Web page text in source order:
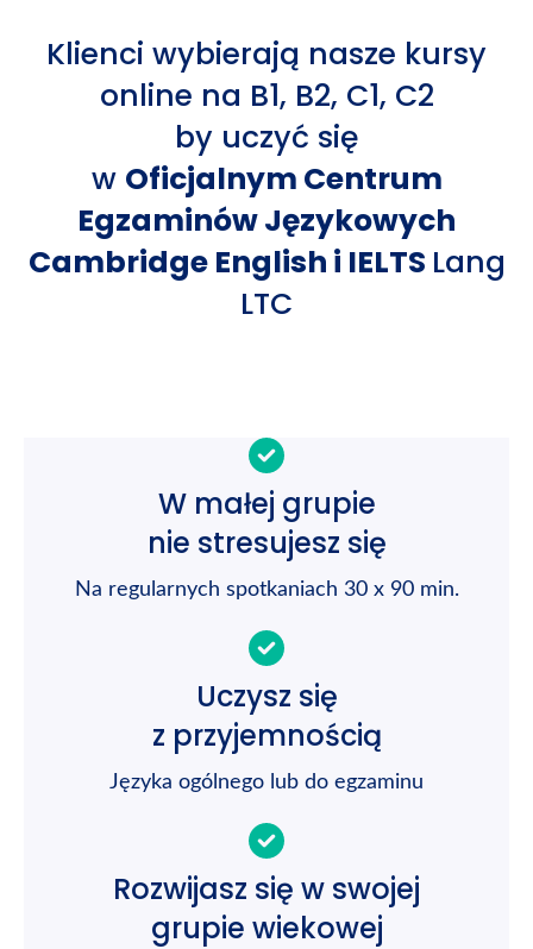
Klienci wybierają nasze kursy
online na B1, B2, C1, C2
by uczyć się
w Oficjalnym Centrum
Egzaminów Językowych
Cambridge English i IELTS Lang
LTC
W małej grupie
nie stresujesz się
Na regularnych spotkaniach 30 x 90 min.
Uczysz się
z przyjemnością
Języka ogólnego lub do egzaminu
Rozwijasz się w swojej
grupie wiekowej